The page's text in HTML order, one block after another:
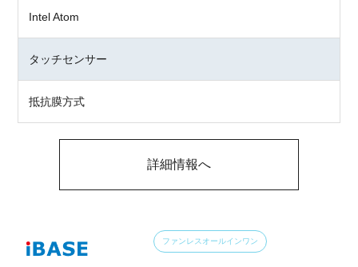
Intel Atom
タッチセンサー
抵抗膜方式
詳細情報へ
ファンレスオールインワン